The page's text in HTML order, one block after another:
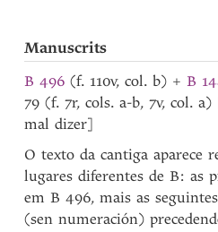
Manuscrits
B 496 (f. 110v, col. b) +B
79 (f. 7r, cols. a-b, 7v, col.
mal dizer]
O texto da cantiga aparece
lugares diferentes de B: as
em B 496, mais as
(sen numeración)